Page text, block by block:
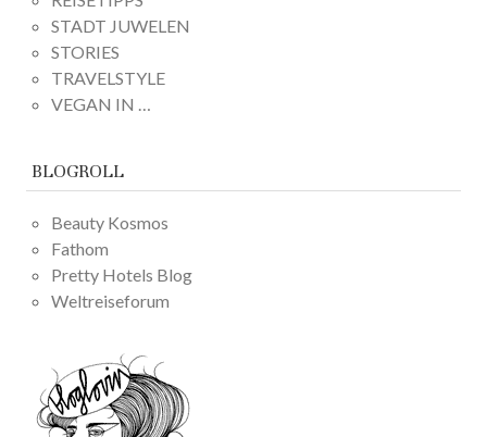
STADT JUWELEN
STORIES
TRAVELSTYLE
VEGAN IN …
BLOGROLL
Beauty Kosmos
Fathom
Pretty Hotels Blog
Weltreiseforum